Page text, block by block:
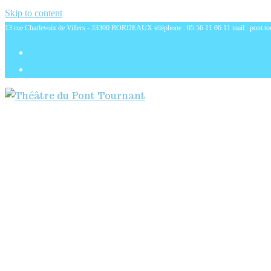
Skip to content
13 rue Charlevoix de Villers - 33300 BORDEAUX téléphone : 05 56 11 06 11 mail :